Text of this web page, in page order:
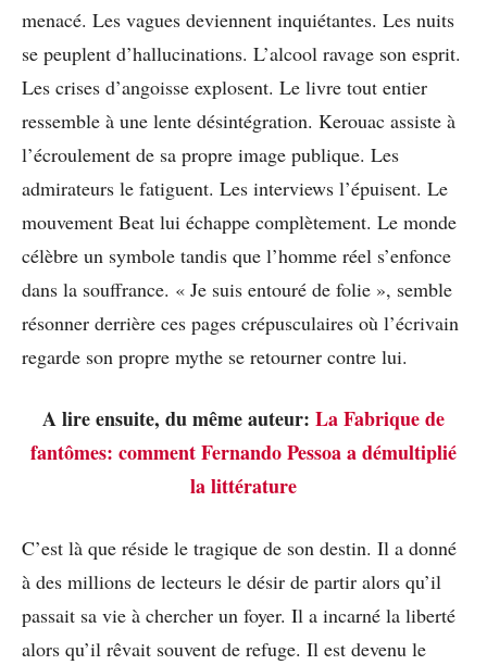
menacé. Les vagues deviennent inquiétantes. Les nuits
se peuplent d’hallucinations. L’alcool ravage son esprit.
Les crises d’angoisse explosent. Le livre tout entier
ressemble à une lente désintégration. Kerouac assiste à
l’écroulement de sa propre image publique. Les
admirateurs le fatiguent. Les interviews l’épuisent. Le
mouvement Beat lui échappe complètement. Le monde
célèbre un symbole tandis que l’homme réel s’enfonce
dans la souffrance. « Je suis entouré de folie », semble
résonner derrière ces pages crépusculaires où l’écrivain
regarde son propre mythe se retourner contre lui.
A lire ensuite, du même auteur: La Fabrique de
fantômes: comment Fernando Pessoa a démultiplié
la littérature
C’est là que réside le tragique de son destin. Il a donné
à des millions de lecteurs le désir de partir alors qu’il
passait sa vie à chercher un foyer. Il a incarné la liberté
alors qu’il rêvait souvent de refuge. Il est devenu le